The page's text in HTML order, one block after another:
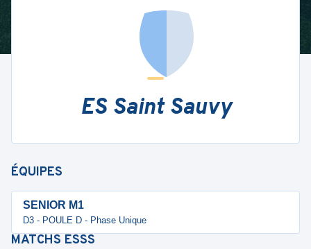
ES Saint Sauvy
ÉQUIPES
SENIOR M1
D3 - POULE D - Phase Unique
MATCHS ESSS